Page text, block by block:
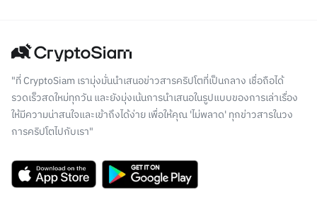
"ที่ CryptoSiam เรามุ่งมั่นนำเสนอข่าวสารคริปโตที่เป็นกลาง เชื่อถือได้
รวดเร็วสดใหม่ทุกวัน และยังมุ่งเน้นการนำเสนอในรูปแบบของการเล่าเรื่อง
ให้มีความน่าสนใจและเข้าถึงได้ง่าย เพื่อให้คุณ 'ไม่พลาด' ทุกข่าวสารในวง
การคริปโตไปกับเรา"